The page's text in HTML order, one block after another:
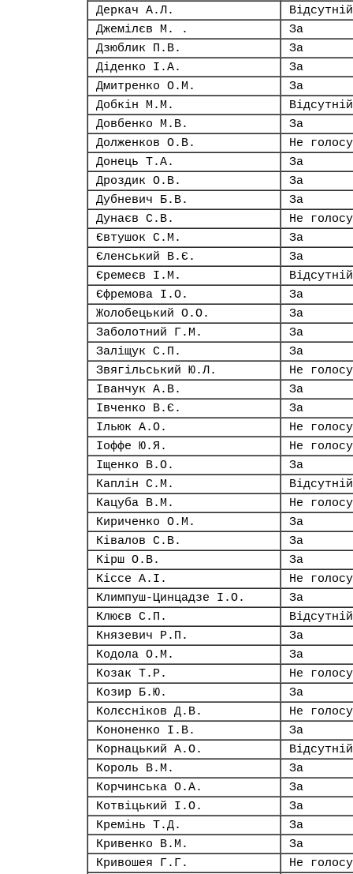
Деркач А.Л.
Відсутній
Джемілєв М. .
За
Дзюблик П.В.
За
Діденко І.А.
За
Дмитренко О.М.
За
Добкін М.М.
Відсутній
Довбенко М.В.
За
Долженков О.В.
Не
Донець Т.А.
За
Дроздик О.В.
За
Дубневич Б.В.
За
Дунаєв С.В.
Не
Євтушок С.М.
За
Єленський В.Є.
За
Єремеєв І.М.
Відсутній
Єфремова І.О.
За
Жолобецький О.О.
За
Заболотний Г.М.
За
Заліщук С.П.
За
Звягільський Ю.Л.
Не
Іванчук А.В.
За
Івченко В.Є.
За
Ільюк А.О.
Не
Іоффе Ю.Я.
Не
Іщенко В.О.
За
Каплін С.М.
Відсутній
Кацуба В.М.
Не
Кириченко О.М.
За
Ківалов С.В.
За
Кірш О.В.
За
Кіссе А.І.
Не
Климпуш-Цинцадзе І.О.
За
Клюєв С.П.
Відсутній
Князевич Р.П.
За
Кодола О.М.
За
Козак Т.Р.
Не
Козир Б.Ю.
За
Колєсніков Д.В.
Не
Кононенко І.В.
За
Корнацький А.О.
Відсутній
Король В.М.
За
Корчинська О.А.
За
Котвіцький І.О.
За
Кремінь Т.Д.
За
Кривенко В.М.
За
Кривошея Г.Г.
Не